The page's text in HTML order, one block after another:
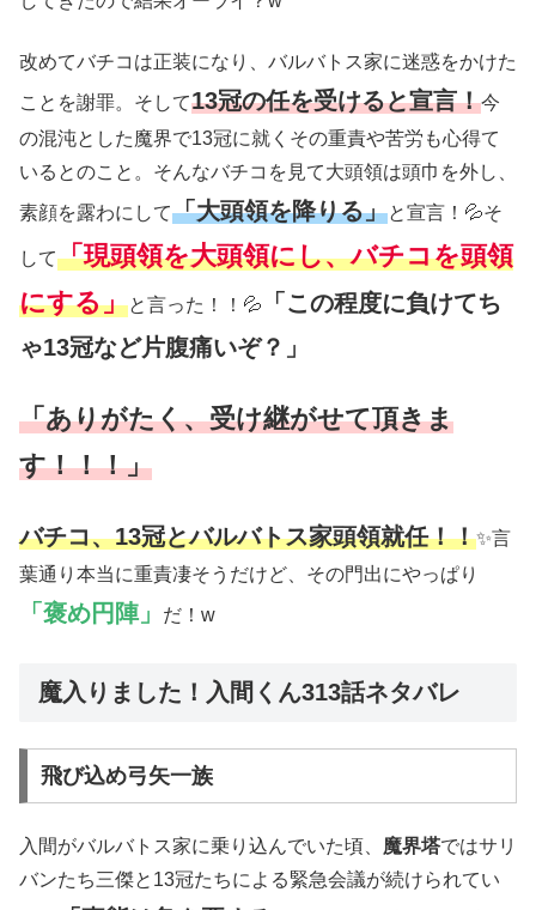
改めてバチコは正装になり、バルバトス家に迷惑をかけた
ことを謝罪。そして13冠の任を受けると宣言！今
の混沌とした魔界で13冠に就くその重責や苦労も心得て
いるとのこと。そんなバチコを見て大頭領は頭巾を外し、
素顔を露わにして「大頭領を降りる」と宣言！💦そ
して「現頭領を大頭領にし、バチコを頭領
にする」と言った！！💦
「この程度に負けてち
ゃ13冠など片腹痛いぞ？」
「ありがたく、受け継がせて頂きま
す！！！」
バチコ、13冠とバルバトス家頭領就任！！✨言
葉通り本当に重責凄そうだけど、その門出にやっぱり
「褒め円陣」 だ！w
魔入りました！入間くん313話ネタバレ
飛び込め弓矢一族
入間がバルバトス家に乗り込んでいた頃、 魔界塔ではサリ
バンたち三傑と13冠たちによる緊急会議が続けられてい